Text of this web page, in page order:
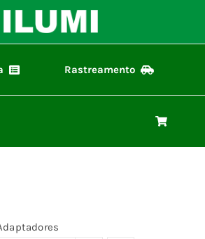
Rastreamento